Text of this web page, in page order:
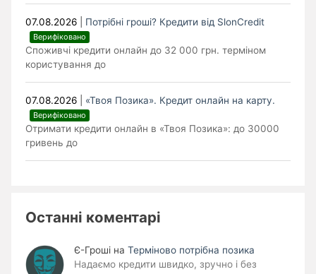
07.08.2026 Потрібні гроші? Кредити від SlonCredit
Верифіковано
Споживчі кредити онлайн до 32 000 грн. терміном
користування до
07.08.2026 «Твоя Позика». Кредит онлайн на карту.
Верифіковано
Отримати кредити онлайн в «Твоя Позика»: до 30000
гривень до
Останні коментарі
Є-Гроші на Терміново потрібна позика
Надаємо кредити швидко, зручно і без